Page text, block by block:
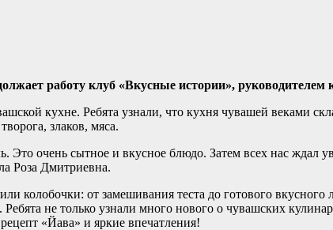
работу клуб «Вкусные истории», руководителем
кухне. Ребята узнали, что кухня чувашей веками
злаков, мяса.
очень сытное и вкусное блюдо. Затем всех нас ждал
Роза Дмитриевна.
колобочки: от замешивания теста до готового
не только узнали много нового о чувашских
«Йава» и яркие впечатления!